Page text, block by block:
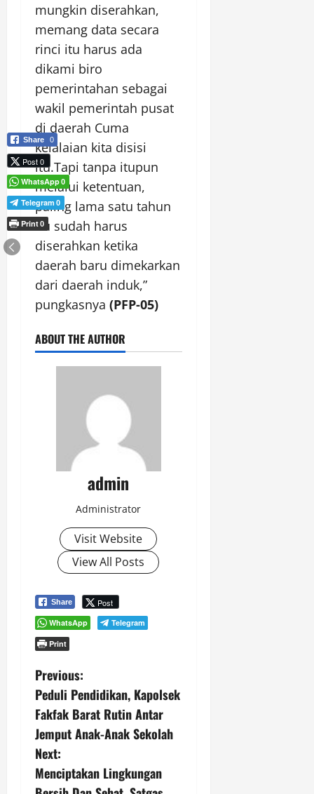
mungkin diserahkan,
memang data secara
rinci itu harus ada
dikami biro
pemerintahan sebagai
wakil pemerintah pusat
di daerah Cuma
kelalaian kita disisi
itu.Tapi tanpa itupun
melalui ketentuan,
paling lama satu tahun
itu sudah harus
diserahkan ketika
daerah baru dimekarkan
dari daerah induk,”
pungkasnya (PFP-05)
ABOUT THE AUTHOR
admin
Administrator
Visit Website
View All Posts
Share Post
WhatsApp
Telegram
Print
P
o
s
t
Previous:
Peduli Pendidikan, Kapolsek
Fakfak Barat Rutin Antar
Jemput Anak-Anak Sekolah
Next:
Menciptakan Lingkungan
Share 0
Post 0
WhatsApp0
Telegram 0
Print0